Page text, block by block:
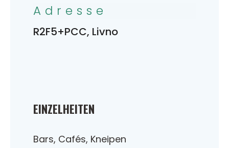
EINZELHEITEN
Bars, Cafés, Kneipen
Adresse
R2F5+PCC, Livno